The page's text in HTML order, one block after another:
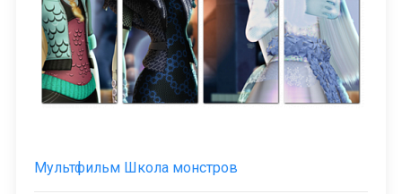
Мультфильм Школа монстров